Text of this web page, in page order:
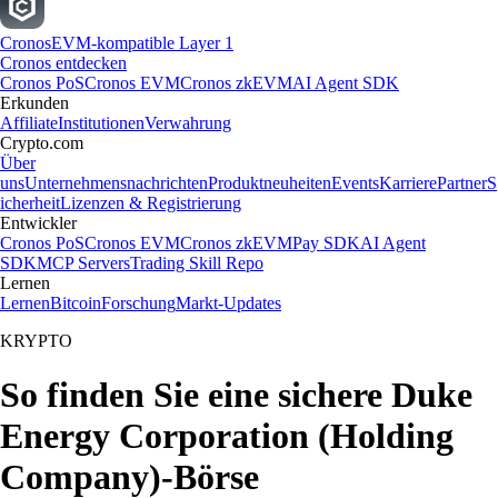
CronosEVM-kompatible Layer 1
Cronos entdecken
Cronos PoSCronos EVMCronos zkEVMAI Agent SDK
Erkunden
AffiliateInstitutionenVerwahrung
Crypto.com
Über
unsUnternehmensnachrichtenProduktneuheitenEventsKarrierePartnerS
icherheitLizenzen & Registrierung
Entwickler
Cronos PoSCronos EVMCronos zkEVMPay SDKAI Agent
SDKMCP ServersTrading Skill Repo
Lernen
LernenBitcoinForschungMarkt-Updates
KRYPTO
So finden Sie eine sichere Duke
Energy Corporation (Holding
Company)-Börse